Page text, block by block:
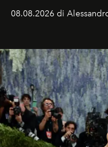
dell’attore chiamato
Craig, però, regna
08.08.2026 di